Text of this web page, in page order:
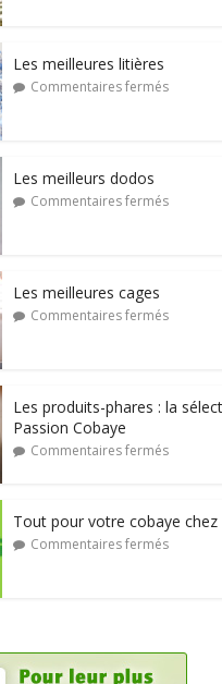
Les meilleures litières
Commentaires fermés
Les meilleurs dodos
Commentaires fermés
Les meilleures cages
Commentaires fermés
Les produits-phares : la
Passion Cobaye
Commentaires fermés
Tout pour votre cobaye chez
Commentaires fermés